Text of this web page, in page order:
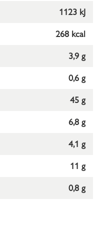
1123 kJ
268 kcal
3,9 g
0,6 g
45 g
6,8 g
4,1 g
11 g
0,8 g